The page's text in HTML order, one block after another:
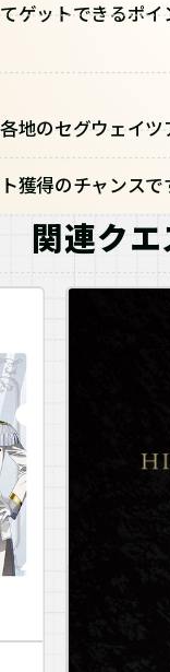
てゲットできるポイ
各地のセグウェイ
ト獲得のチャンスで
関連クエ